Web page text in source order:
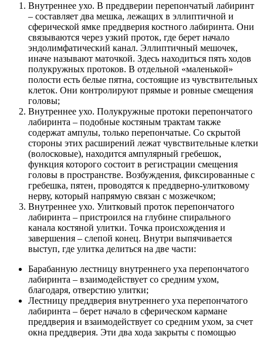
Внутреннее ухо. В преддверии перепончатый лабиринт
– составляет два мешка, лежащих в эллиптичной и
сферической ямке преддверия костного лабиринта. Они
связываются через узкий проток, где берет начало
эндолимфатический канал. Эллиптичный мешочек,
иначе называют маточкой. Здесь находиться пять ходов
полукружных протоков. В отдельной «маленькой»
полости есть белые пятна, состоящие из чувствительных
клеток. Они контролируют прямые и ровные смещения
головы;
Внутреннее ухо. Полукружные протоки перепончатого
лабиринта – подобные костяным трактам также
содержат ампулы, только перепончатые. Со скрытой
стороны этих расширений лежат чувствительные клетки
(волосковые), находится ампулярный гребешок,
функция которого состоит в регистрации смещения
головы в пространстве. Возбуждения, фиксированные с
гребешка, пятен, проводятся к преддверно-улитковому
нерву, который напрямую связан с мозжечком;
Внутреннее ухо. Улитковый проток перепончатого
лабиринта – пристроился на глубине спирального
канала костяной улитки. Точка происхождения и
завершения – слепой конец. Внутри выпячивается
выступ, где улитка делиться на две части:
Барабанную лестницу внутреннего уха перепончатого
лабиринта – взаимодействует со средним ухом,
благодаря, отверстию улитки;
Лестницу преддверия внутреннего уха перепончатого
лабиринта – берет начало в сферическом кармане
преддверия и взаимодействует со средним ухом, за счет
окна преддверия. Эти два хода закрыты с помощью